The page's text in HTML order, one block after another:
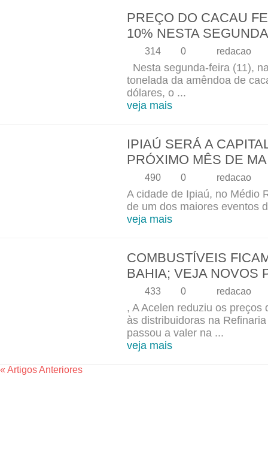
PREÇO DO CACAU
10% NESTA
314 0 redacao
Nesta segunda-feira (11),
tonelada da amêndoa de
dólares, o ...
veja mais
IPIAÚ SERÁ A
PRÓXIMO MÊS DE
490 0 redacao
A cidade de Ipiaú, no Médio
de um dos maiores eventos
veja mais
COMBUSTÍVEIS
BAHIA; VEJA NOVOS
433 0 redacao
, A Acelen reduziu os
às distribuidoras na
passou a valer na ...
veja mais
« Artigos Anteriores